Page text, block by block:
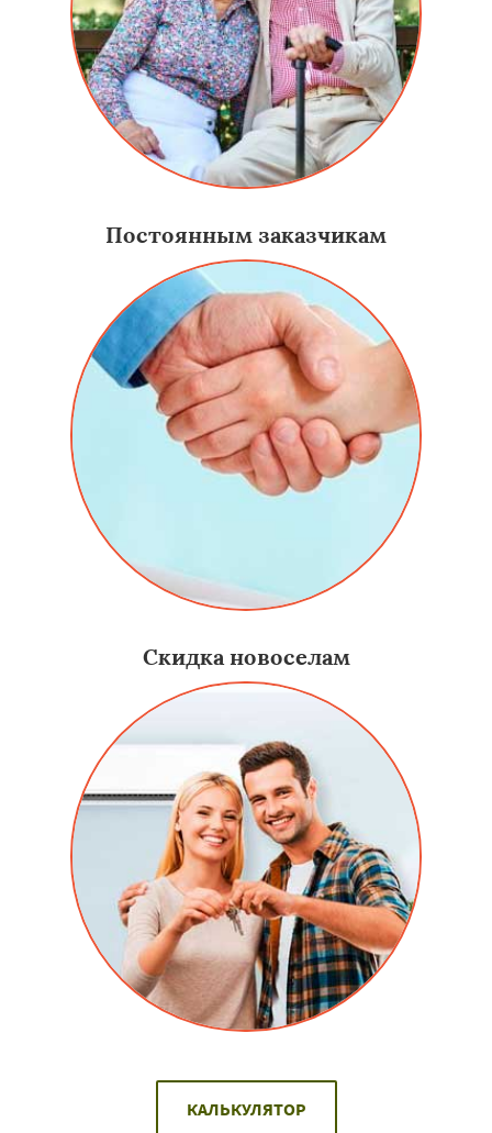
Постоянным заказчикам
Скидка новоселам
КАЛЬКУЛЯТОР